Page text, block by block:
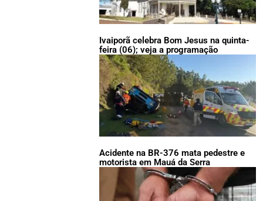
Ivaiporã celebra Bom Jesus na quinta-
feira (06); veja a programação
Acidente na BR-376 mata pedestre e
motorista em Mauá da Serra